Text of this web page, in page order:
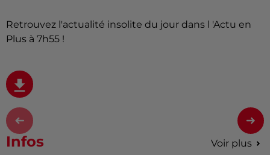
Retrouvez l'actualité insolite du jour dans l 'Actu en
Plus à 7h55 !
Infos Voir plus